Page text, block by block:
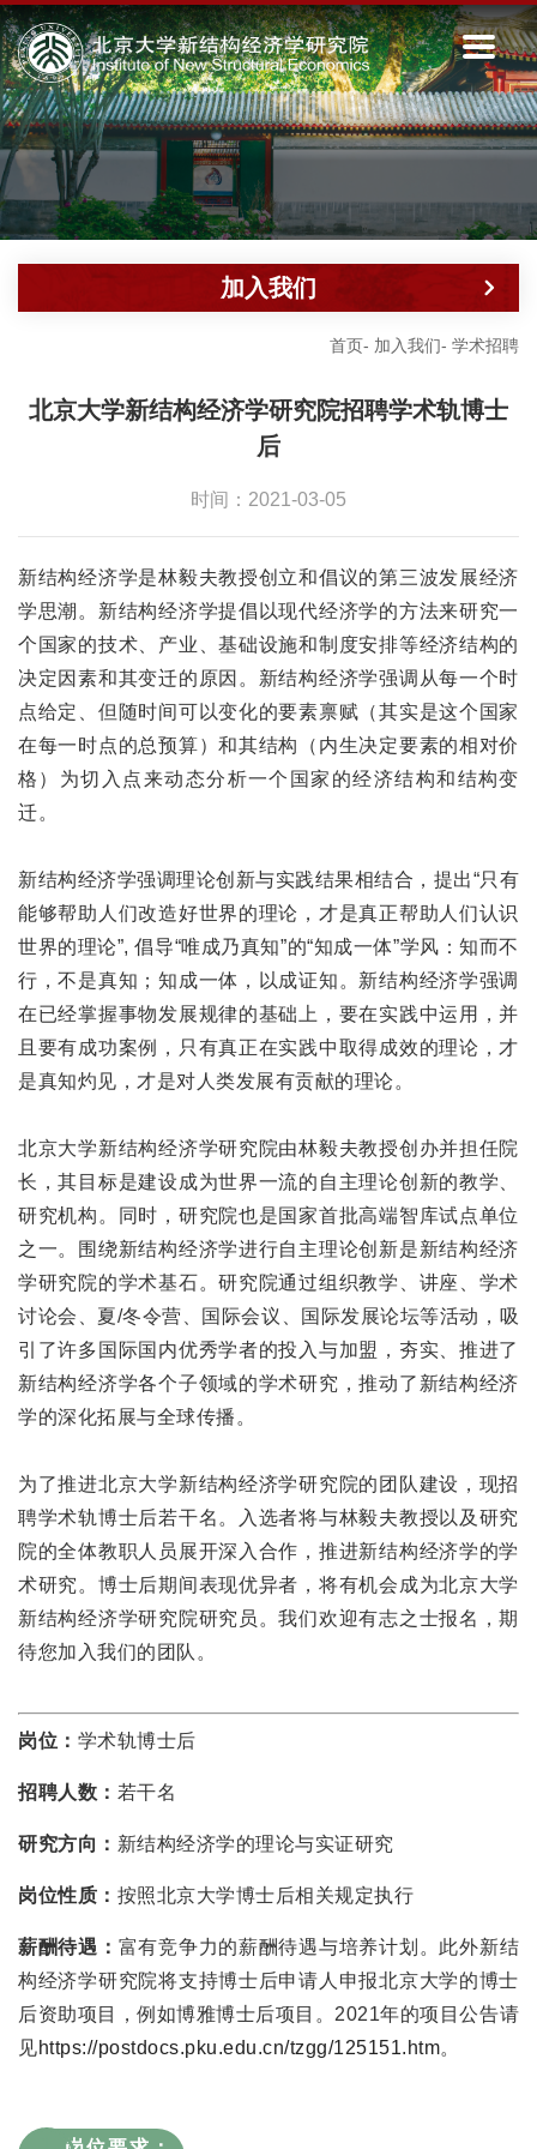
首页- 加入我们- 学术招聘
加入我们
北京大学新结构经济学研究院招聘学术轨博士
后
时间：2021-03-05
新结构经济学是林毅夫教授创立和倡议的第三波发展经济
学思潮。新结构经济学提倡以现代经济学的方法来研究一
个国家的技术、产业、基础设施和制度安排等经济结构的
决定因素和其变迁的原因。新结构经济学强调从每一个时
点给定、但随时间可以变化的要素禀赋（其实是这个国家
在每一时点的总预算）和其结构（内生决定要素的相对价
格）为切入点来动态分析一个国家的经济结构和结构变
迁。
新结构经济学强调理论创新与实践结果相结合，提出“只有
能够帮助人们改造好世界的理论，才是真正帮助人们认识
世界的理论”, 倡导“唯成乃真知”的“知成一体”学风：知而不
行，不是真知；知成一体，以成证知。新结构经济学强调
在已经掌握事物发展规律的基础上，要在实践中运用，并
且要有成功案例，只有真正在实践中取得成效的理论，才
是真知灼见，才是对人类发展有贡献的理论。
北京大学新结构经济学研究院由林毅夫教授创办并担任院
长，其目标是建设成为世界一流的自主理论创新的教学、
研究机构。同时，研究院也是国家首批高端智库试点单位
之一。围绕新结构经济学进行自主理论创新是新结构经济
学研究院的学术基石。研究院通过组织教学、讲座、学术
讨论会、夏/冬令营、国际会议、国际发展论坛等活动，吸
引了许多国际国内优秀学者的投入与加盟，夯实、推进了
新结构经济学各个子领域的学术研究，推动了新结构经济
学的深化拓展与全球传播。
为了推进北京大学新结构经济学研究院的团队建设，现招
聘学术轨博士后若干名。入选者将与林毅夫教授以及研究
院的全体教职人员展开深入合作，推进新结构经济学的学
术研究。博士后期间表现优异者，将有机会成为北京大学
新结构经济学研究院研究员。我们欢迎有志之士报名，期
待您加入我们的团队。
岗位： 学术轨博士后
招聘人数： 若干名
研究方向： 新结构经济学的理论与实证研究
岗位性质： 按照北京大学博士后相关规定执行
薪酬待遇： 富有竞争力的薪酬待遇与培养计划。此外新结
构经济学研究院将支持博士后申请人申报北京大学的博士
后资助项目，例如博雅博士后项目。2021年的项目公告请
见https://postdocs.pku.edu.cn/tzgg/125151.htm。